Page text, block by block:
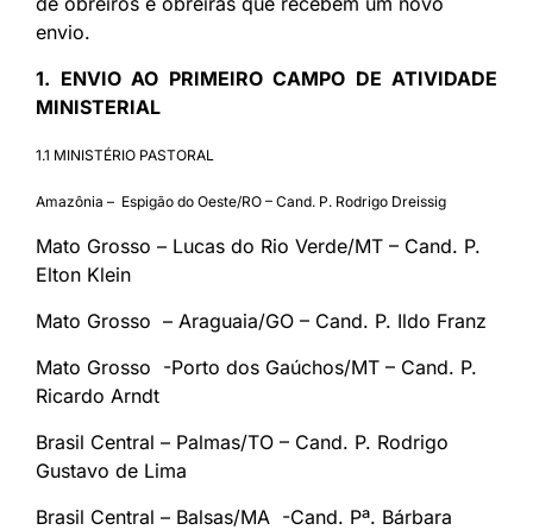
envio.
1. ENVIO AO PRIMEIRO CAMPO DE ATIVIDADE
MINISTERIAL
1.1 MINISTÉRIO PASTORAL
Amazônia – Espigão do Oeste/RO – Cand. P. Rodrigo Dreissig
Mato Grosso – Lucas do Rio Verde/MT – Cand. P.
Elton Klein
Mato Grosso – Araguaia/GO – Cand. P. Ildo Franz
Mato Grosso -Porto dos Gaúchos/MT – Cand. P.
Ricardo Arndt
Brasil Central – Palmas/TO – Cand. P. Rodrigo
Gustavo de Lima
Brasil Central – Balsas/MA -Cand. Pª. Bárbara